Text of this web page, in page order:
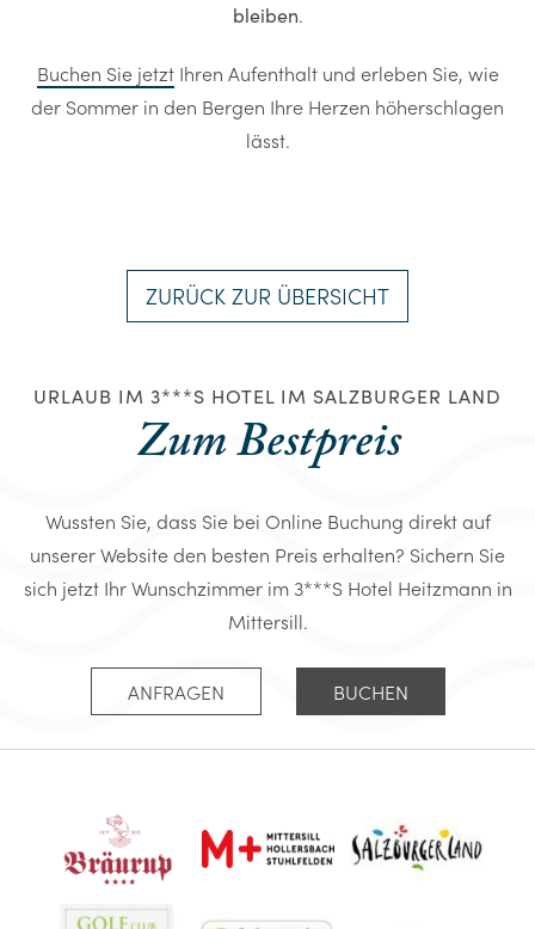
bleiben.
Buchen Sie jetztIhren Aufenthalt und erleben Sie, wie
der Sommer in den Bergen Ihre Herzen höherschlagen
lässt.
ZURÜCK ZUR ÜBERSICHT
URLAUB IM 3***S HOTEL IM SALZBURGER LAND
Zum Bestpreis
Wussten Sie, dass Sie bei Online Buchung direkt auf
unserer Website den besten Preis erhalten? Sichern Sie
sich jetzt Ihr Wunschzimmer im 3***S Hotel Heitzmann in
Mittersill.
ANFRAGEN BUCHEN